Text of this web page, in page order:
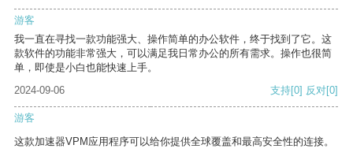
游客
我一直在寻找一款功能强大、操作简单的办公软件，终于找到了它。这
款软件的功能非常强大，可以满足我日常办公的所有需求。操作也很简
单，即使是小白也能快速上手。
2024-09-06
支持[0] 反对[0]
游客
这款加速器VPM应用程序可以给你提供全球覆盖和最高安全性的连接。